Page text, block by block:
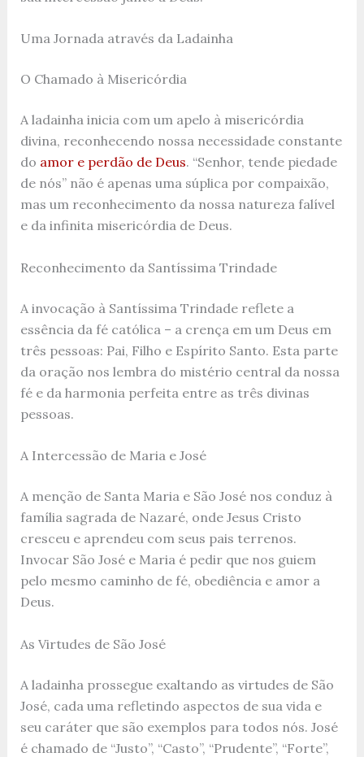
Uma Jornada através da Ladainha
O Chamado à Misericórdia
A ladainha inicia com um apelo à misericórdia
divina, reconhecendo nossa necessidade constante
do amor e perdão de Deus. “Senhor, tende piedade
de nós” não é apenas uma súplica por compaixão,
mas um reconhecimento da nossa natureza falível
e da infinita misericórdia de Deus.
Reconhecimento da Santíssima Trindade
A invocação à Santíssima Trindade reflete a
essência da fé católica – a crença em um Deus em
três pessoas: Pai, Filho e Espírito Santo. Esta parte
da oração nos lembra do mistério central da nossa
fé e da harmonia perfeita entre as três divinas
pessoas.
A Intercessão de Maria e José
A menção de Santa Maria e São José nos conduz à
família sagrada de Nazaré, onde Jesus Cristo
cresceu e aprendeu com seus pais terrenos.
Invocar São José e Maria é pedir que nos guiem
pelo mesmo caminho de fé, obediência e amor a
Deus.
As Virtudes de São José
A ladainha prossegue exaltando as virtudes de São
José, cada uma refletindo aspectos de sua vida e
seu caráter que são exemplos para todos nós. José
é chamado de “Justo”, “Casto”, “Prudente”, “Forte”,